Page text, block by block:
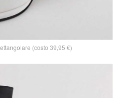
(costo 39,95 €)